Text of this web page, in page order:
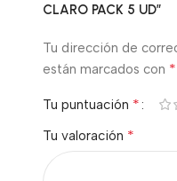
CLARO PACK 5 UD”
Tu dirección de
están marcados con *
Tu puntuación *
Tu valoración *